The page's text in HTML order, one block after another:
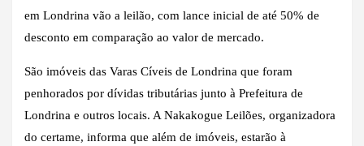
em Londrina vão a leilão, com lance inicial de até 50% de
desconto em comparação ao valor de mercado.
São imóveis das Varas Cíveis de Londrina que foram
penhorados por dívidas tributárias junto à Prefeitura de
Londrina e outros locais. A Nakakogue Leilões, organizadora
do certame, informa que além de imóveis, estarão à